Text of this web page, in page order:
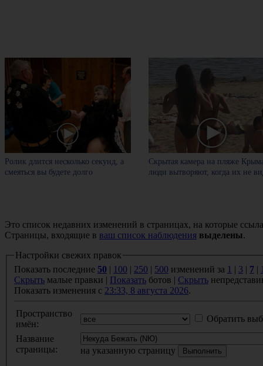
Ролик длится несколько секунд, а
смеяться вы будете долго
Скрытая камера на пляже
люди вытворяют, когда их не
Это список недавних изменений в страницах, на которые
Страницы, входящие в ваш список наблюдения выделены.
Настройки свежих правок
Показать последние 50 | 100 | 250 | 500 изменений за 1 | 3 | 7 |
Скрыть малые правки | Показать ботов | Скрыть
Показать изменения с 23:33, 8 августа 2026.
Пространство
имён:
Обратить
Название
страницы:
на указанную страницу